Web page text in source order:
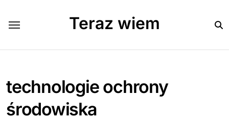
content
Teraz wiem
technologie ochrony
środowiska